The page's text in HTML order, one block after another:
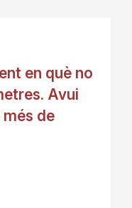
en què no
Avui
de